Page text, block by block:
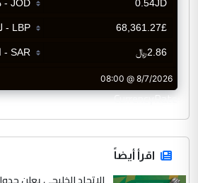
CurrencyRate
اقرأ أيضاً